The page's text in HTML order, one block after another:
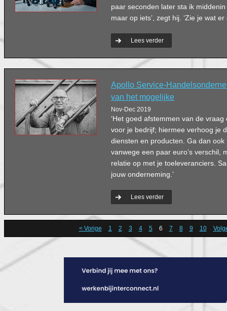
paar seconden later sta ik middenin
maar op iets’, zegt hij. ‘Zie je wat er
Lees verder
Apollo Service-
van het mogelijke
Nov-Dec 2019
‘Het goed afstemmen van de
voor je bedrijf; hiermee verhoog je
diensten en producten. Ga dan
vanwege een paar euro’s verschil,
relatie op met je toeleveranciers.
jouw onderneming.’
Lees verder
< Vorige 1 2 3 4 5 6 7 8 9 10